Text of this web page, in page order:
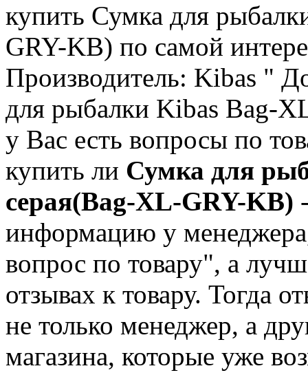
купить Сумка для
GRY-KB) по самой
Производитель: Kibas "
для рыбалки Kibas Bag-
у Вас есть вопросы по
купить ли Сумка для
серая(Bag-XL-GRY-KB)
информацию у
вопрос по товару", а
отзывах к товару. Тогда
не только менеджер, а
магазина, которые уже